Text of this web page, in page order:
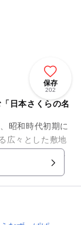
保存
202
日本さくらの名
昭和時代初期に
広々とした敷地
、多目的広場、